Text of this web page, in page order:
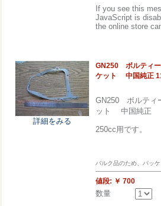
If you see this
JavaScript is
the online store
詳細をみる
GN250 ボルティ
ケット 中国純正
GN250 ボルテ
ット 中国純正
250cc用です。
バルク品のため、パッ
値段: ￥ 700
数量